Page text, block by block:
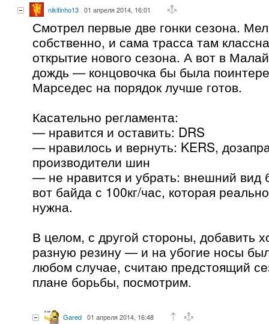
nikitinho13 01 апреля 2014, 16:01
Смотрел первые две гонки сезона.
собственно, и сама трасса там
открытие нового сезона. А вот в
дождь — концовочка бы была
Марседес на порядок лучше готов.
Касательно регламента:
— нравится и оставить: DRS
— нравилось и вернуть: KERS,
производители шин
— не нравится и убрать: внешний вид
вот байда с 100кг/час, которая
нужна.
В целом, с другой стороны, добавить
разную резину — и на убогие носы
любом случае, считаю предстоящий
плане борьбы, посмотрим.
Gared 01 апреля 2014, 16:48